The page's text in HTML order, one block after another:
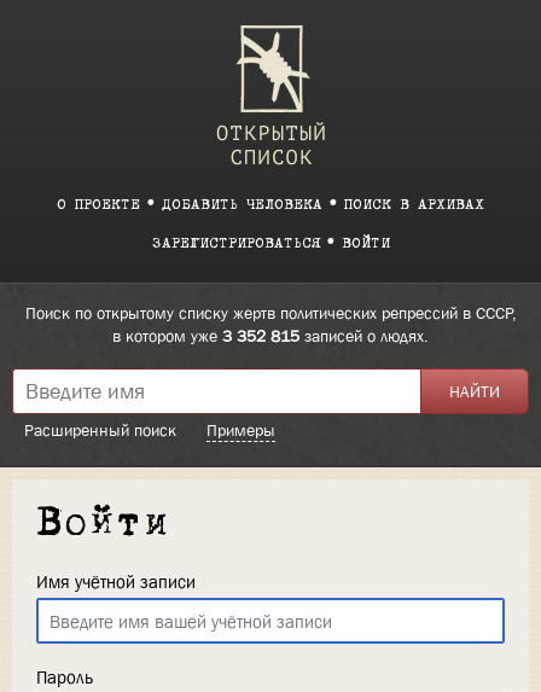
О ПРОЕКТЕ ДОБАВИТЬ ЧЕЛОВЕКА ПОИСК В АРХИВАХ
ЗАРЕГИСТРИРОВАТЬСЯ ВОЙТИ
Поиск по открытому списку жертв политических репрессий в СССР,
в котором уже 3 352 815 записей о людях.
Расширенный поиск Примеры
Войти
Имя учётной записи
Пароль